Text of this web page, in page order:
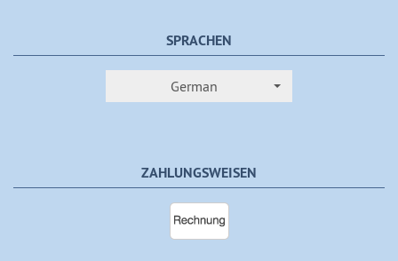
SPRACHEN
German
ZAHLUNGSWEISEN